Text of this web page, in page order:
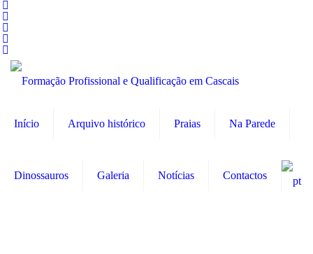
Início Arquivo histórico Praias Na Parede
Dinossauros Galeria Notícias Contactos